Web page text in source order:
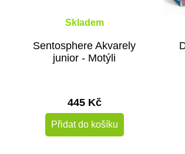
Skladem
Sentosphere Akvarely
junior - Motýli
445 Kč
Přidat do košíku